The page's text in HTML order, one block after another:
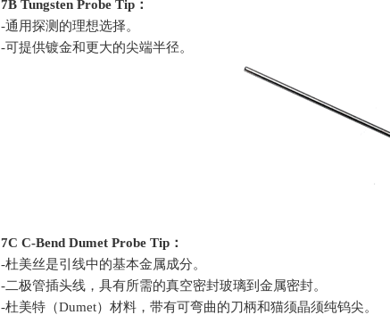
7B Tungsten Probe Tip ：
-通用探测的理想选择。
-可提供镀金和更大的尖端半径。
7C C-Bend Dumet Probe Tip ：
-杜美丝是引线中的基本金属成分。
-二极管插头线，具有所需的真空密封玻璃到金属密封。
-杜美特（Dumet）材料，带有可弯曲的刀柄和猫须晶须纯钨尖。